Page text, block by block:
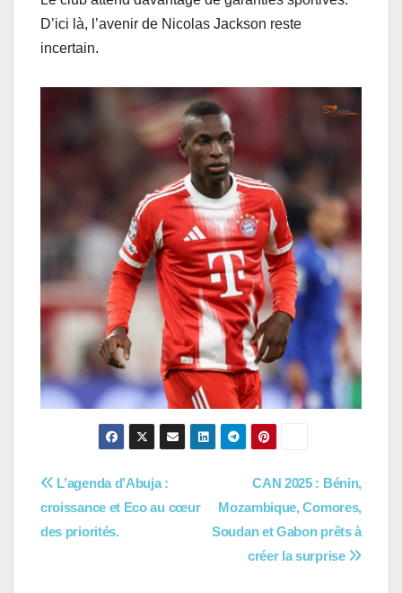
D’ici là, l’avenir de Nicolas Jackson reste
incertain.
Navigation
de
CAN 2025 : Bénin,
Mozambique, Comores,
Soudan et Gabon prêts à
créer la surprise
L’agenda d’Abuja :
croissance et Eco au cœur
des priorités.